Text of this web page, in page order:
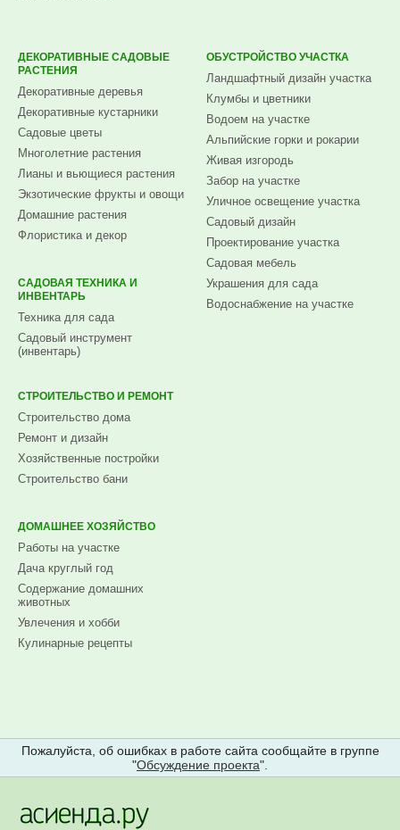
ДЕКОРАТИВНЫЕ САДОВЫЕ
РАСТЕНИЯ
Декоративные деревья
Декоративные кустарники
Садовые цветы
Многолетние растения
Лианы и вьющиеся растения
Экзотические фрукты и овощи
Домашние растения
Флористика и декор
САДОВАЯ ТЕХНИКА И
ИНВЕНТАРЬ
Техника для сада
Садовый инструмент
(инвентарь)
ОБУСТРОЙСТВО УЧАСТКА
Ландшафтный дизайн участка
Клумбы и цветники
Водоем на участке
Альпийские горки и рокарии
Живая изгородь
Забор на участке
Уличное освещение участка
Садовый дизайн
Проектирование участка
Садовая мебель
Украшения для сада
Водоснабжение на участке
СТРОИТЕЛЬСТВО И РЕМОНТ
Строительство дома
Ремонт и дизайн
Хозяйственные постройки
Строительство бани
ДОМАШНЕЕ ХОЗЯЙСТВО
Работы на участке
Дача круглый год
Содержание домашних
животных
Увлечения и хобби
Кулинарные рецепты
Пожалуйста, об ошибках в работе сайта сообщайте в группе
"Обсуждение проекта".